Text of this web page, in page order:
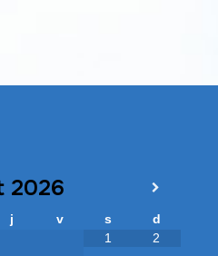
2026
j v s
d
1
2